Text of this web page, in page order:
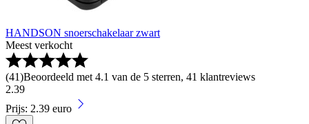
HANDSON snoerschakelaar zwart
Meest verkocht
(41)Beoordeeld met 4.1 van de 5 sterren, 41 klantreviews
2.39
Prijs: 2.39 euro